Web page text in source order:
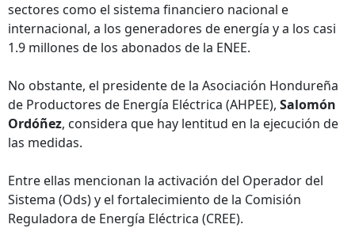
sectores como el sistema financiero nacional e
internacional, a los generadores de energía y a los casi
1.9 millones de los abonados de la ENEE.
No obstante, el presidente de la Asociación Hondureña
de Productores de Energía Eléctrica (AHPEE), Salomón
Ordóñez, considera que hay lentitud en la ejecución de
las medidas.
Entre ellas mencionan la activación del Operador del
Sistema (Ods) y el fortalecimiento de la Comisión
Reguladora de Energía Eléctrica (CREE).